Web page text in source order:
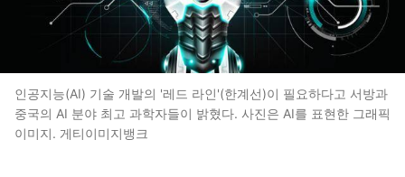
인공지능(AI) 기술 개발의 '레드 라인'(한계선)이 필요하다고 서방과
중국의 AI 분야 최고 과학자들이 밝혔다. 사진은 AI를 표현한 그래픽
이미지. 게티이미지뱅크